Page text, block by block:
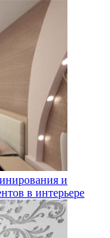
и
в интерьере